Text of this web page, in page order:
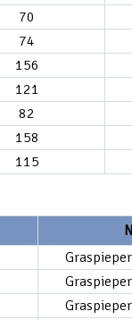
70
74
156
121
82
158
115